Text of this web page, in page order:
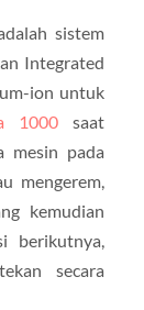
sistem
Integrated
ion untuk
1000saat
mesin pada
mengerem,
kemudian
berikutnya,
secara